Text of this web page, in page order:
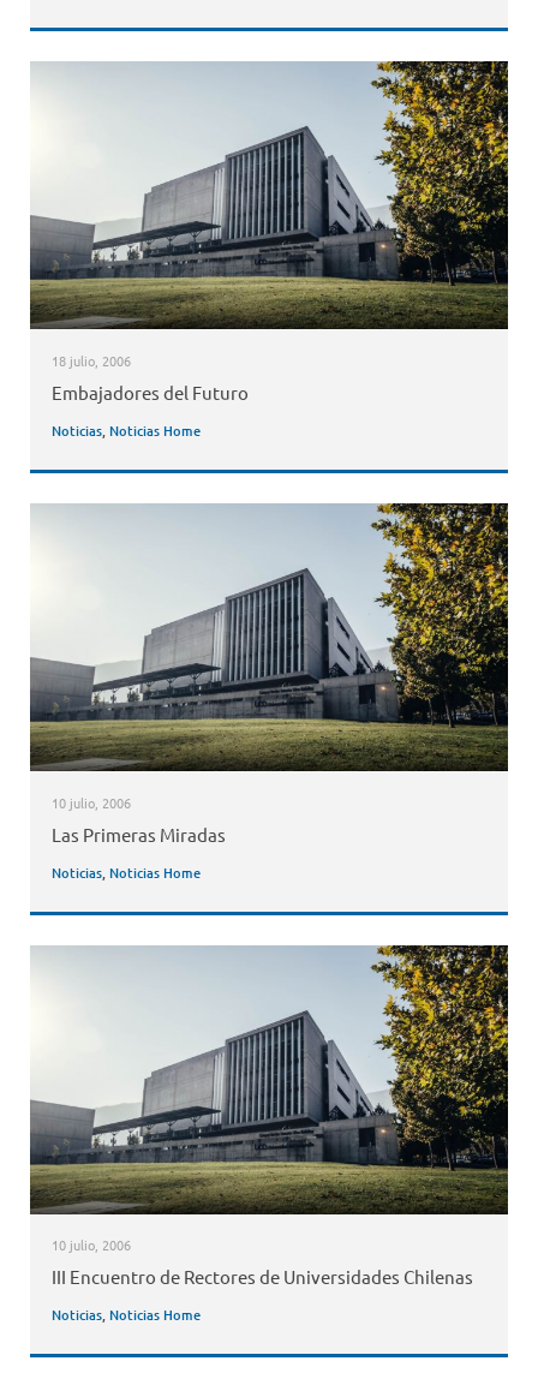
18 julio, 2006
Embajadores del Futuro
Noticias, Noticias Home
10 julio, 2006
Las Primeras Miradas
Noticias, Noticias Home
10 julio, 2006
III Encuentro de Rectores de Universidades Chilenas
Noticias, Noticias Home